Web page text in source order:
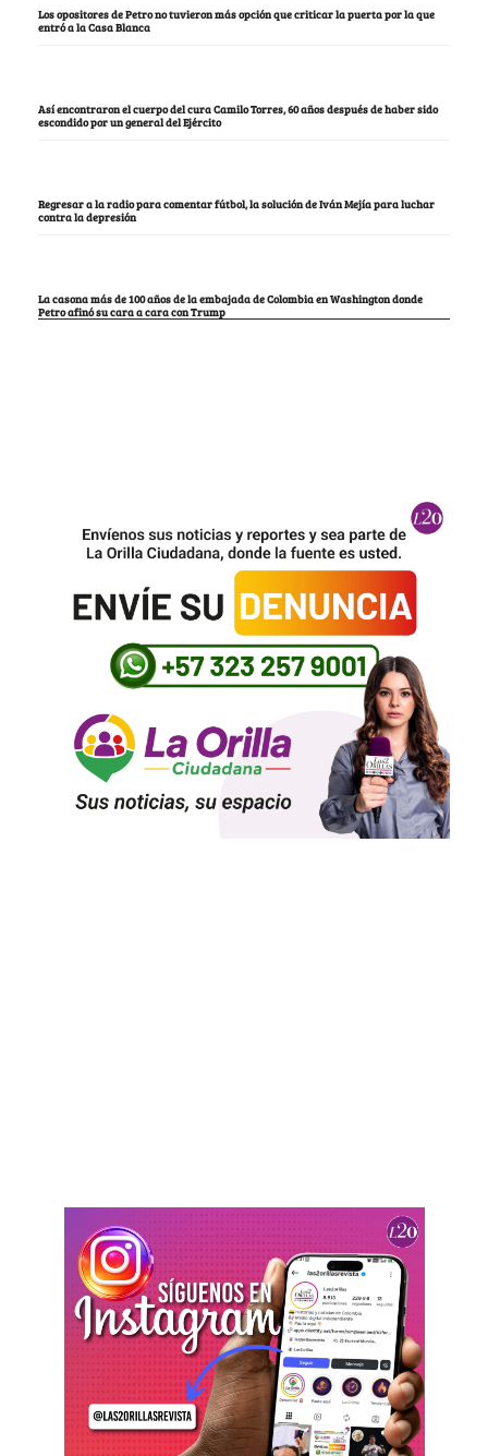
Los opositores de Petro no tuvieron más opción que criticar la puerta por la que
entró a la Casa Blanca
Así encontraron el cuerpo del cura Camilo Torres, 60 años después de haber sido
escondido por un general del Ejército
Regresar a la radio para comentar fútbol, la solución de Iván Mejía para luchar
contra la depresión
La casona más de 100 años de la embajada de Colombia en Washington donde
Petro afinó su cara a cara con Trump